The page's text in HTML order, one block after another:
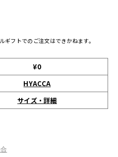
フトでのご注文はできかねます。
¥0
HYACCA
サイズ・詳細